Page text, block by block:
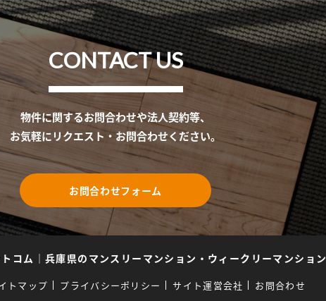
CONTACT US
物件に関するお問合わせや法人契約等、
お気軽にリクエスト・お問合わせください。
お問合わせフォーム
コム ｜ 兵庫県のマンスリーマンション・ウィークリーマンション
トマップ プライバシーポリシー サイト運営会社 お問合わせ